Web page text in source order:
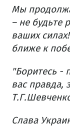
Мы
– не будьте
ваших
ближе к
"Боритесь -
вас правда,
Слава